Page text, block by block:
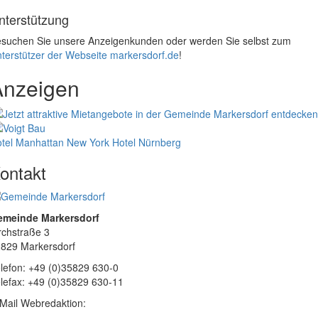
Sie unsere Anzeigenkunden oder werden Sie selbst zum
der Webseite markersdorf.de!
Manhattan New York Hotel Nürnberg
Markersdorf
3
Markersdorf
+49 (0)35829 630-0
+49 (0)35829 630-11
Webredaktion: